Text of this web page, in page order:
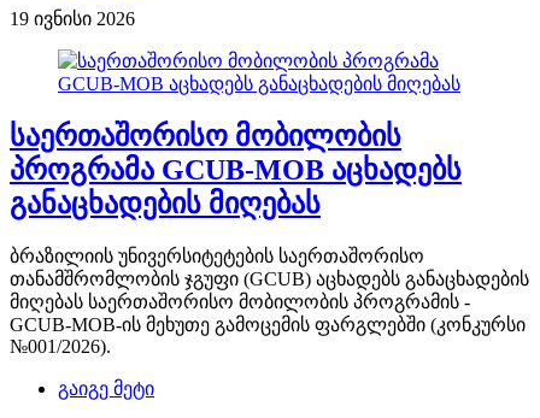
19 ივნისი 2026
საერთაშორისო მობილობის
პროგრამა GCUB-MOB აცხადებს
განაცხადების მიღებას
ბრაზილიის უნივერსიტეტების საერთაშორისო
თანამშრომლობის ჯგუფი (GCUB) აცხადებს განაცხადების
მიღებას საერთაშორისო მობილობის პროგრამის -
GCUB-MOB-ის მეხუთე გამოცემის ფარგლებში (კონკურსი
№001/2026).
გაიგე მეტი